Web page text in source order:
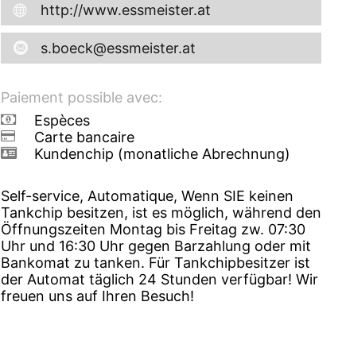
http://www.essmeister.at
s.boeck@essmeister.at
Paiement possible avec:
Espèces
Carte bancaire
Kundenchip (monatliche Abrechnung)
Self-service, Automatique, Wenn SIE keinen
Tankchip besitzen, ist es möglich, während den
Öffnungszeiten Montag bis Freitag zw. 07:30
Uhr und 16:30 Uhr gegen Barzahlung oder mit
Bankomat zu tanken. Für Tankchipbesitzer ist
der Automat täglich 24 Stunden verfügbar! Wir
freuen uns auf Ihren Besuch!